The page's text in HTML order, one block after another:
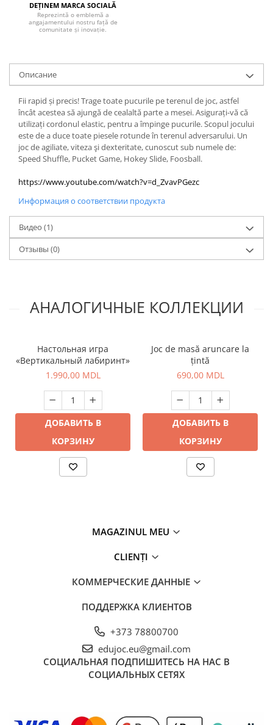
DEȚINEM MARCA SOCIALĂ
Reprezintă o emblemă a
angajamentului nostru față de
comunitate și inovație.
Oписание
Fii rapid și precis! Trage toate pucurile pe terenul de joc, astfel
încât acestea să ajungă de cealaltă parte a mesei. Asigurați-vă că
utilizați cordonul elastic, pentru a împinge pucurile. Scopul jocului
este de a duce toate piesele rotunde în terenul adversarului. Un
joc de agiliate, viteza şi dexteritate, cunoscut sub numele de:
Speed Shuffle, Pucket Game, Hokey Slide, Foosball.
https://www.youtube.com/watch?v=d_ZvavPGezc
Информация о соответствии продукта
Видео (1)
Отзывы (0)
АНАЛОГИЧНЫЕ КОЛЛЕКЦИИ
Настольная игра
«Вертикальный лабиринт»
1.990,00 MDL
ДОБАВИТЬ В
КОРЗИНУ
Joc de masă aruncare la
țintă
690,00 MDL
ДОБАВИТЬ В
КОРЗИНУ
MAGAZINUL MEU
CLIENȚI
КОММЕРЧЕСКИЕ ДАННЫЕ
ПОДДЕРЖКА КЛИЕНТОВ
+373 78800700
edujoc.eu@gmail.com
СОЦИАЛЬНАЯ ПОДПИШИТЕСЬ НА НАС В
СОЦИАЛЬНЫХ СЕТЯХ